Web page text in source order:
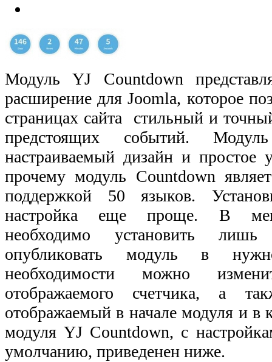
Модуль YJ Countdown
расширение для Joomla, которое
страницах сайта
стильный и
предстоящих событий. Модуль
настраиваемый дизайн и простое
прочему модуль Countdown
поддержкой 50 языков.
настройка еще проще. В
необходимо установить
опубликовать модуль в
необходимости можно
отображаемого счетчика, а
отображаемый в начале модуля и в
модуля YJ Countdown, с
умолчанию, приведенен ниже.